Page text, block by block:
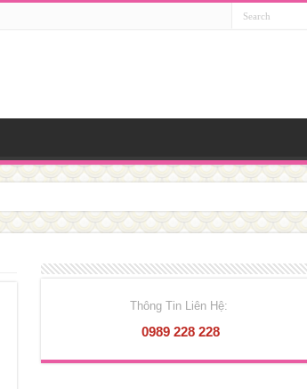
Thông Tin Liên Hệ:
0989 228 228